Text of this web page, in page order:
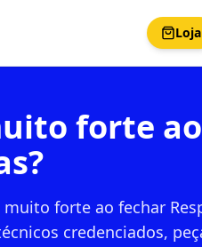
Loja
forte
forte ao fechar
credenciados,